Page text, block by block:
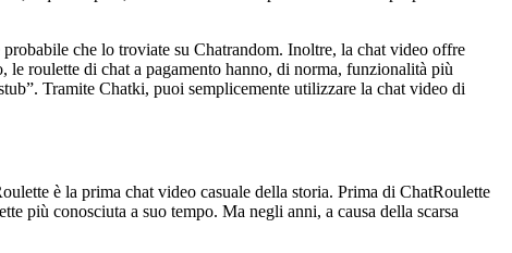
che lo troviate su Chatrandom. Inoltre, la chat video offre
roulette di chat a pagamento hanno, di norma, funzionalità più
Tramite Chatki, puoi semplicemente utilizzare la chat video di
è la prima chat video casuale della storia. Prima di ChatRoulette
più conosciuta a suo tempo. Ma negli anni, a causa della scarsa